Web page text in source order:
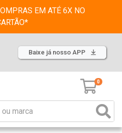
EM ATÉ 6X NO
Baixe já nosso APP
0